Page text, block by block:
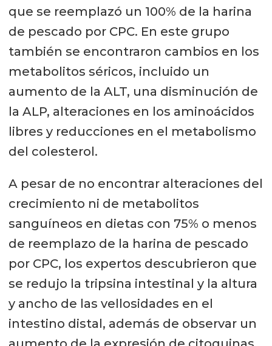
que se reemplazó un 100% de la harina
de pescado por CPC. En este grupo
también se encontraron cambios en los
metabolitos séricos, incluido un
aumento de la ALT, una disminución de
la ALP, alteraciones en los aminoácidos
libres y reducciones en el metabolismo
del colesterol.
A pesar de no encontrar alteraciones del
crecimiento ni de metabolitos
sanguíneos en dietas con 75% o menos
de reemplazo de la harina de pescado
por CPC, los expertos descubrieron que
se redujo la tripsina intestinal y la altura
y ancho de las vellosidades en el
intestino distal, además de observar un